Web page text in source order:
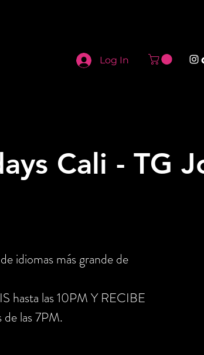
Log In
Cali - TG
idiomas más grande de
hasta las 10PM Y RECIBE
las 7PM.